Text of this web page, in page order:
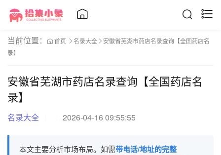
当前位置： 首页 名录大全
安徽省芜湖市药店名录查询【全国药店名
录】
安徽省芜湖市药店名录查询【全国药店名
录】
名录大全 2026-04-16 09:55:55
本文主要分析市场布局。如需带电话/地址的完整